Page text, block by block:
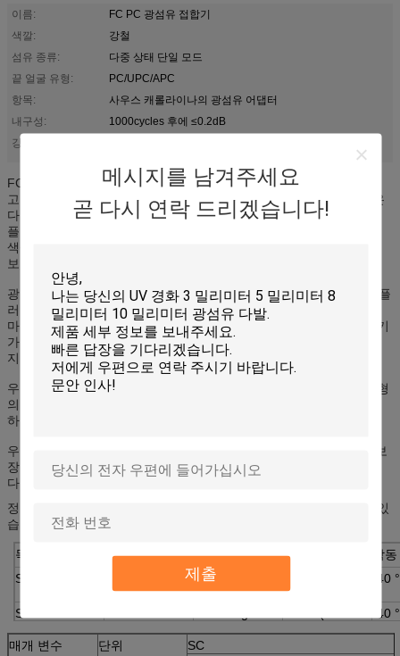
메시지를 남겨주세요
곧 다시 연락 드리겠습니다!
제출
이름:
FC PC 광섬유 접합기
색깔:
강철
섬유 종류:
다중 상태 단일 모드
끝 얼굴 유형:
PC/UPC/APC
항목:
사우스 캐롤라이나의 광섬유 어댑터
내구성:
1000cycles 후에 ≤0.2dB
강조점:
FC PC 벌거 벗은 광섬유 접합기 광섬유 분대
고정밀 정렬을 보장하기 위해 세라믹 슬리브가 제공됩니다.
하우징은
다른 곳에서 구입할 수 있습니다.
플랜지 또는 플랜지리스 바디, 금속 클립 또는 내장 클립 옵션이있는
색상.
보호 캡은 어댑터의 양쪽 끝에 어댑터와 같은 색으로 제공됩니다.
광학 어댑터는 2 개의 동일하거나 2 개의 다른 (하이브리드) 커넥터 플
러그를 결합 및 결합하도록 개발되었습니다.
마지막 세대의 어댑터 하우징에는 올바른 위치 커플 링을위한 참조 키
가 있으며
지르코니아 또는 인 브론즈 스 리브 슬리브.
우리는 FC, SC, LC, ST, MU, MTRJ, MPO / MTP 등과 같은 표준 유형
의 어댑터를 제공 할 수 있습니다.
하이브리드도 사용할 수 있습니다.
우리의 어댑터 설계, 재료 및 제조 공정은 긴 수명과 높은 반복성을 보
장합니다.
다른 브랜드 커넥터 짝짓기에도 광학 성능을 제공합니다.
정확하게 외부 크기로 설치하기 쉽고 유연하며 편리하게 사용할 수 있
습니다.
목 삽입 손실 기계적 저항 반복성
작
SM / PC
200-600g
배)
-40
SM / APC
-40
MM / PC
≤0.3dB 200-600g
매개 변수 단위
SC